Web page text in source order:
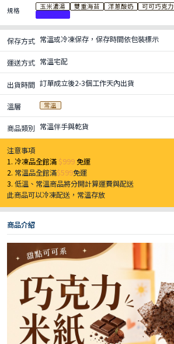
規格 玉米濃湯 雙重海苔 洋蔥酸奶 可可巧克力
保存方式 常溫或冷凍保存，保存時間依包裝標示
運送方式 常溫宅配
出貨時間 訂單成立後2-3個工作天內出貨
溫層 常溫
商品類別 常溫伴手與乾貨
注意事項
1. 冷凍品全館滿 $999免運
2. 常溫品全館滿$599免運
3.低溫、常溫商品將分開計算運費與配送
此商品可以冷凍配送，常溫存放
商品介紹